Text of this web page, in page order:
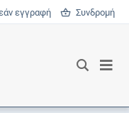
εγγραφή Συνδρομή